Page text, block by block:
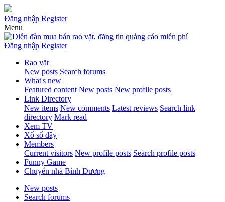
Đăng nhập Register
Menu
Đăng nhập Register
Rao vặt
New posts Search forums
What's new
Featured content New posts New profile posts
Link Directory
New items New comments Latest reviews Search link
directory Mark read
Xem TV
Xổ số đây
Members
Current visitors New profile posts Search profile posts
Funny Game
Chuyển nhà Bình Dương
New posts
Search forums